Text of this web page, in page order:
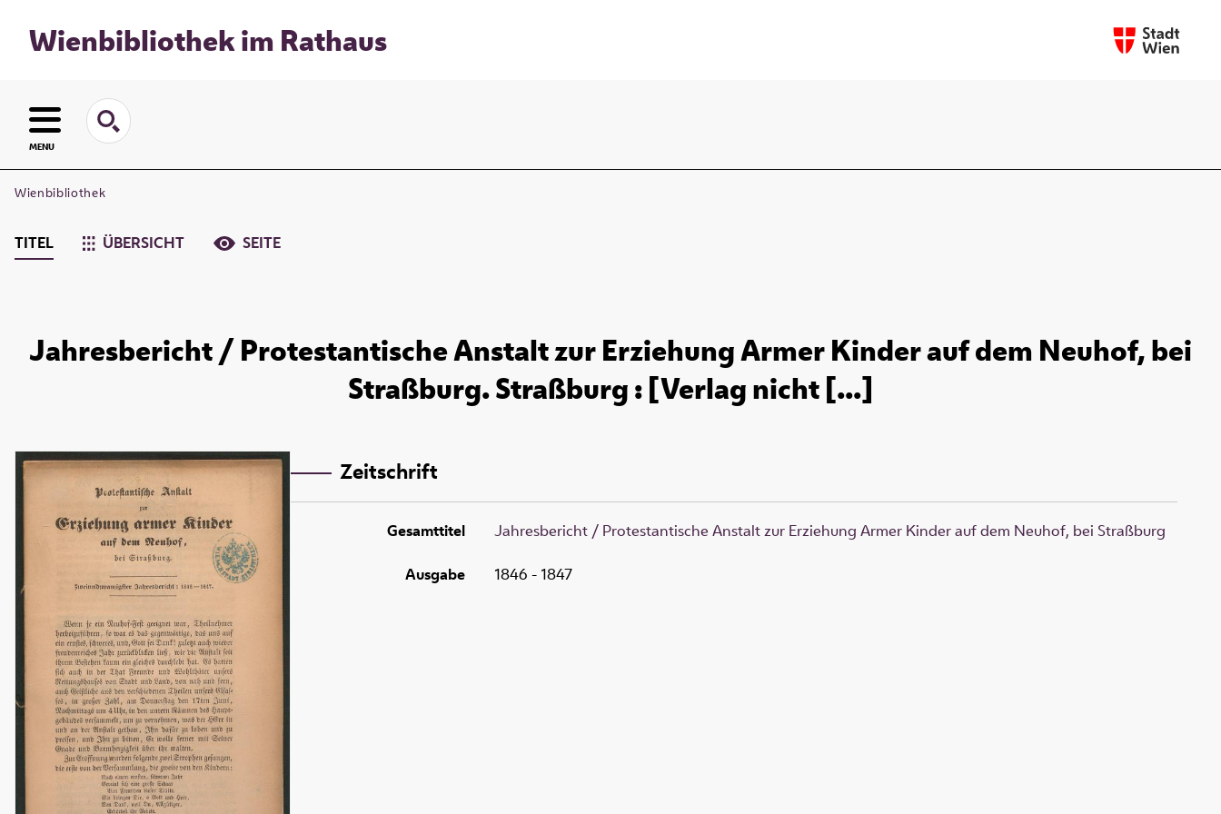
Wienbibliothek im Rathaus
MENU
Wienbibliothek
TITEL ÜBERSICHT SEITE
Jahresbericht / Protestantische Anstalt zur Erziehung Armer Kinder auf dem Neuhof, bei
Straßburg. Straßburg : [Verlag nicht [...]
Zeitschrift
Gesamttitel Jahresbericht / Protestantische Anstalt zur Erziehung Armer Kinder auf dem Neuhof, bei Straßburg
Ausgabe 1846 - 1847